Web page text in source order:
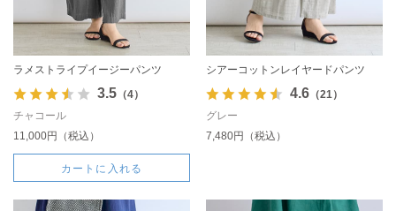
ラメストライプイージーパンツ
3.5（4）
チャコール
11,000円（税込）
カートに入れる
シアーコットンレイヤードパンツ
4.6（21）
グレー
7,480円（税込）